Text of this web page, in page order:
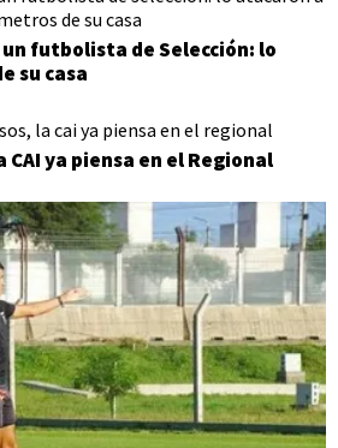
futbolista de Selección: lo
su casa
ya piensa en el Regional